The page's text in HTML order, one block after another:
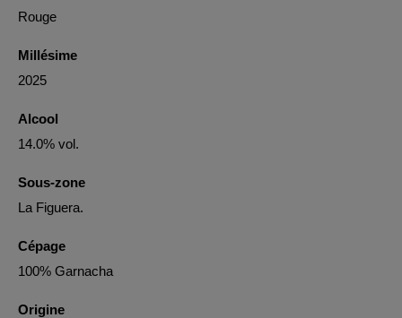
Rouge
Millésime
2025
Alcool
14.0% vol.
Sous-zone
La Figuera.
Cépage
100% Garnacha
Origine